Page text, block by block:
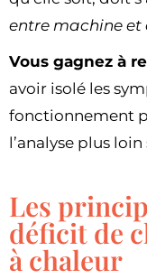
entre machine et
Vous gagnez à
avoir isolé les
fonctionnement
l’analyse plus
Les
déficit de
à chaleur